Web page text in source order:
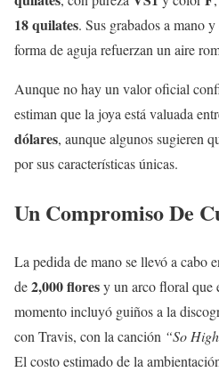
18 quilates. Sus grabados a mano
forma de aguja refuerzan un aire
Aunque no hay un valor oficial
estiman que la joya está valuada
dólares, aunque algunos sugieren
por sus características únicas.
Un Compromiso De
La pedida de mano se llevó a cabo
de2,000 floresy un arco floral que
momento incluyó guiños a la
con Travis, con la canción “So
El costo estimado de la